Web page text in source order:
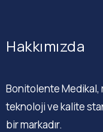
Hakkımızda
Bonitolente
teknoloji ve kalite
bir markadır.